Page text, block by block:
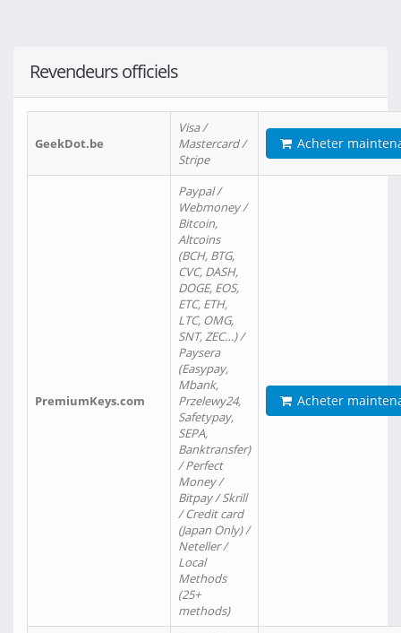
Revendeurs officiels
GeekDot.be
Visa /
Mastercard /
Stripe
Acheter
PremiumKeys.com
Paypal /
Webmoney /
Bitcoin,
Altcoins
(BCH, BTG,
CVC, DASH,
DOGE, EOS,
ETC, ETH,
LTC, OMG,
SNT, ZEC…) /
Paysera
(Easypay,
Mbank,
Przelewy24,
Safetypay,
SEPA,
Banktransfer)
/ Perfect
Money /
Bitpay / Skrill
/ Credit card
(Japan Only) /
Neteller /
Local
Methods
(25+
methods)
Acheter